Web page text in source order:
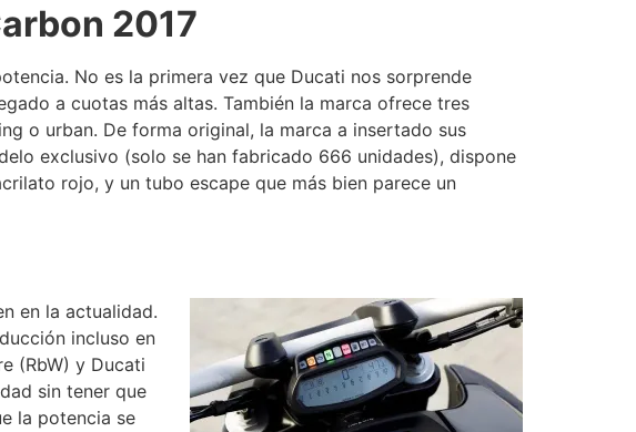
2017
No es la primera vez que Ducati nos sorprende
a cuotas más altas. También la marca ofrece tres
o urban. De forma original, la marca a insertado sus
exclusivo (solo se han fabricado 666 unidades), dispone
rojo, y un tubo escape que más bien parece un
en la actualidad.
incluso en
(RbW) y Ducati
sin tener que
la potencia se